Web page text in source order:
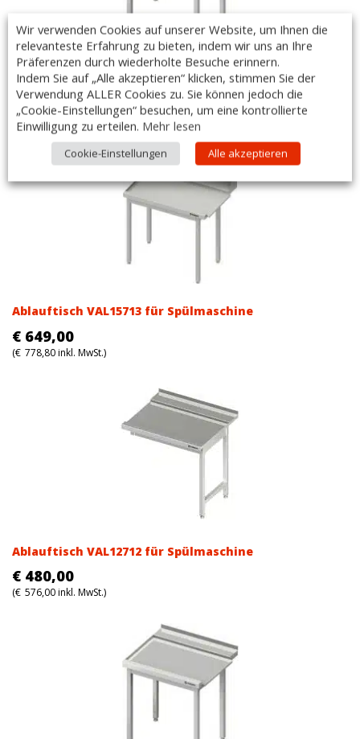
Ablauftisch VAL15710 für Spülmaschine
€ 580,00
€ 696,00inkl. MwSt.)
Ablauftisch VAL15713 für Spülmaschine
€ 649,00
(€ 778,80inkl. MwSt.)
Ablauftisch VAL12712 für Spülmaschine
€ 480,00
(€ 576,00inkl. MwSt.)
Wir verwenden Cookies auf unserer Website, um Ihnen die
relevanteste Erfahrung zu bieten, indem wir uns an Ihre
Präferenzen durch wiederholte Besuche erinnern.
Indem Sie auf „Alle akzeptieren“ klicken, stimmen Sie der
Verwendung ALLER Cookies zu. Sie können jedoch die
„Cookie-Einstellungen“ besuchen, um eine kontrollierte
Einwilligung zu erteilen. Mehr lesen
Cookie-Einstellungen Alle akzeptieren